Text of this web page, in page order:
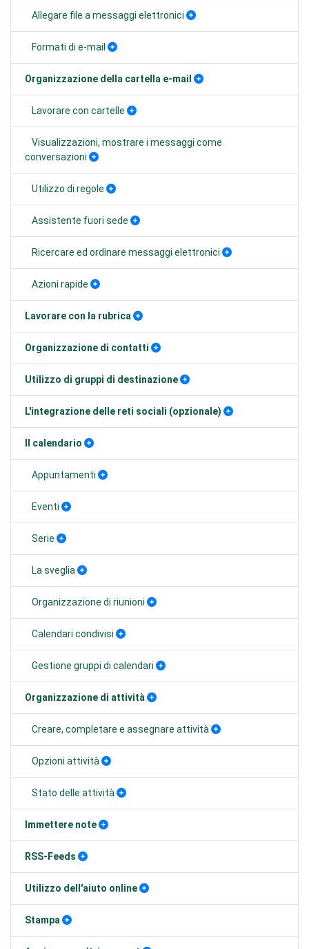
Allegare file a messaggi elettronici
Formati di e-mail
Organizzazione della cartella e-mail
Lavorare con cartelle
Visualizzazioni, mostrare i messaggi come
conversazioni
Utilizzo di regole
Assistente fuori sede
Ricercare ed ordinare messaggi elettronici
Azioni rapide
Lavorare con la rubrica
Organizzazione di contatti
Utilizzo di gruppi di destinazione
L'integrazione delle reti sociali (opzionale)
Il calendario
Appuntamenti
Eventi
Serie
La sveglia
Organizzazione di riunioni
Calendari condivisi
Gestione gruppi di calendari
Organizzazione di attività
Creare, completare e assegnare attività
Opzioni attività
Stato delle attività
Immettere note
RSS-Feeds
Utilizzo dell'aiuto online
Stampa